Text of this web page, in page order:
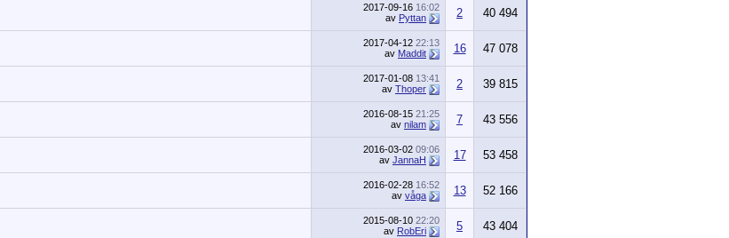
2017-09-16 16:02
av Pyttan 2 40 494
2017-04-12 22:13
av Maddit 16 47 078
2017-01-08 13:41
av Thoper 2 39 815
2016-08-15 21:25
av nilam 7 43 556
2016-03-02 09:06
av JannaH 17 53 458
2016-02-28 16:52
av våga 13 52 166
2015-08-10 22:20
av RobEri 5 43 404